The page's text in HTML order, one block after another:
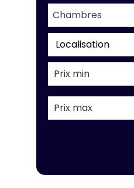
Chambres
Localisation